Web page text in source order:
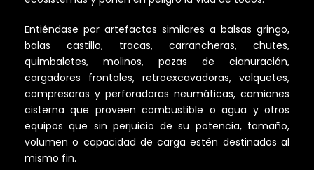
Entiéndase por artefactos similares a balsas gringo,
balas castillo, tracas, carrancheras, chutes,
quimbaletes, molinos, pozas de cianuración,
cargadores frontales, retroexcavadoras, volquetes,
compresoras y perforadoras neumáticas, camiones
cisterna que proveen combustible o agua y otros
equipos que sin perjuicio de su potencia, tamaño,
volumen o capacidad de carga estén destinados al
mismo fin.